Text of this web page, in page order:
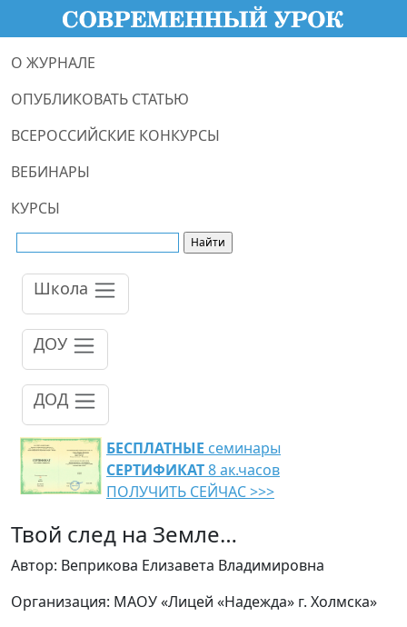
О ЖУРНАЛЕ
ОПУБЛИКОВАТЬ СТАТЬЮ
ВСЕРОССИЙСКИЕ КОНКУРСЫ
ВЕБИНАРЫ
КУРСЫ
Школа
ДОУ
ДОД
БЕСПЛАТНЫЕ семинары
СЕРТИФИКАТ8 ак.часов
ПОЛУЧИТЬ СЕЙЧАС >>>
Твой след на Земле…
Автор: Веприкова Елизавета Владимировна
Организация: МАОУ «Лицей «Надежда» г. Холмска»